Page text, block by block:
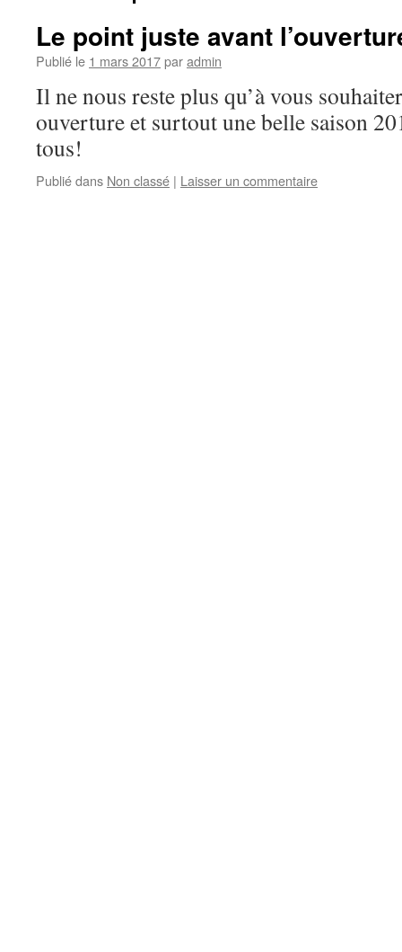
Le point juste avant
Publié le 1 mars 2017paradmin
Il ne nous reste plus qu’à vous
ouverture et surtout une belle saison
tous!
Publié dans Non classé | Laisser un commentaire